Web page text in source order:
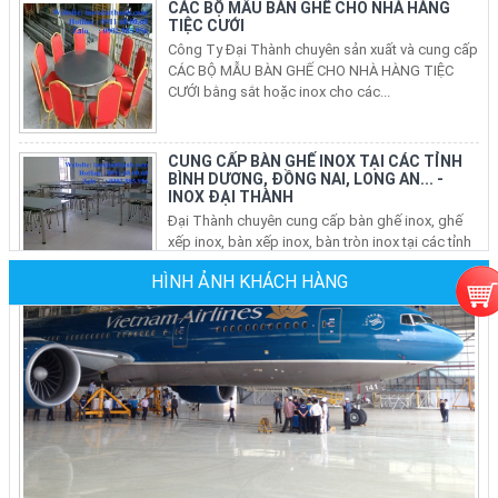
TIỆC CƯỚI
Công Ty Đại Thành chuyên sản xuất và cung cấp
CÁC BỘ MẪU BÀN GHẾ CHO NHÀ HÀNG TIỆC
CƯỚI bằng sắt hoặc inox cho các...
CUNG CẤP BÀN GHẾ INOX TẠI CÁC TỈNH
BÌNH DƯƠNG, ĐỒNG NAI, LONG AN... -
INOX ĐẠI THÀNH
Đại Thành chuyên cung cấp bàn ghế inox, ghế
xếp inox, bàn xếp inox, bàn tròn inox tại các tỉnh
và thành phố trên...
BÁN BÀN GHẾ INOX, BÀN TRÒN INOX, BÀN
XẾP INOX, GHẾ XẾP VĂN PHÒNG TẠI CÁC
QUẬN Ở TP HCM
Nhu Cầu sử dụng bàn ghế inox, bộ bàn tròn inox
304 cho phòng ăn gia đình, ghế xếp văn phòng
tại các quận ở tphcm ngày...
Ghế Sắt Nhà Hàng Tiệc Cưới Tại TPHCM
Giá Mới Nhất Tại Xưởng Sản Xuất
Đại Ty Đại Thành chuyên sản xuất, cung cấp các
loại ghế sắt nhà hàng các loại: ghế sắt nhà hàng
HÌNH ẢNH KHÁCH HÀNG